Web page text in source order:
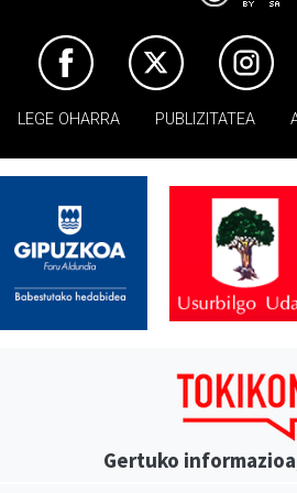
LEGE OHARRA PUBLIZITATEA
Gertuko